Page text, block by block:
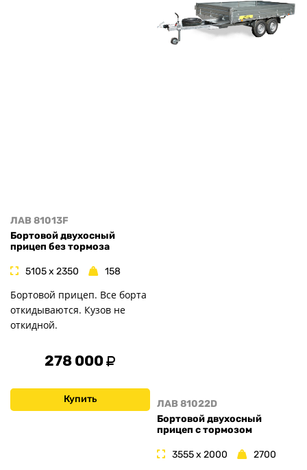
ЛАВ 81013F
Бортовой двухосный
прицеп без тормоза
5105 x 2350 158
Бортовой прицеп. Все борта
откидываются. Кузов не
откидной.
278 000
Купить
ЛАВ 81022D
Бортовой двухосный
прицеп с тормозом
3555 x 2000 2700